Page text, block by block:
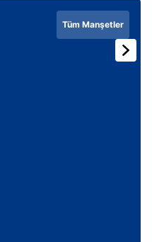
Tüm Manşetler